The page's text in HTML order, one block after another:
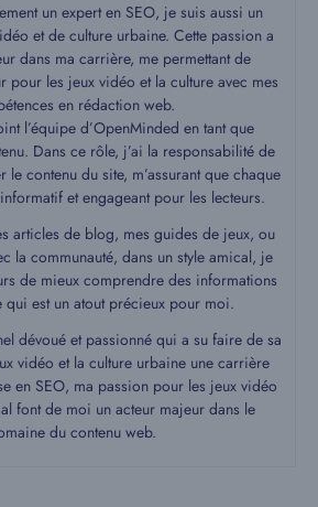
un expert en SEO, je suis aussi un
et de culture urbaine. Cette passion a
dans ma carrière, me permettant de
pour les jeux vidéo et la culture avec mes
en rédaction web.
l’équipe d’OpenMinded en tant que
Dans ce rôle, j’ai la responsabilité de
contenu du site, m’assurant que chaque
et engageant pour les lecteurs.
articles de blog, mes guides de jeux, ou
la communauté, dans un style amical, je
de mieux comprendre des informations
qui est un atout précieux pour moi.
dévoué et passionné qui a su faire de sa
vidéo et la culture urbaine une carrière
en SEO, ma passion pour les jeux vidéo
font de moi un acteur majeur dans le
du contenu web.